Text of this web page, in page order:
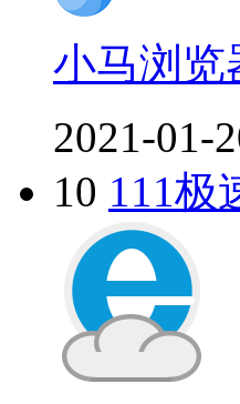
小马浏览
2021-01-
10 111极